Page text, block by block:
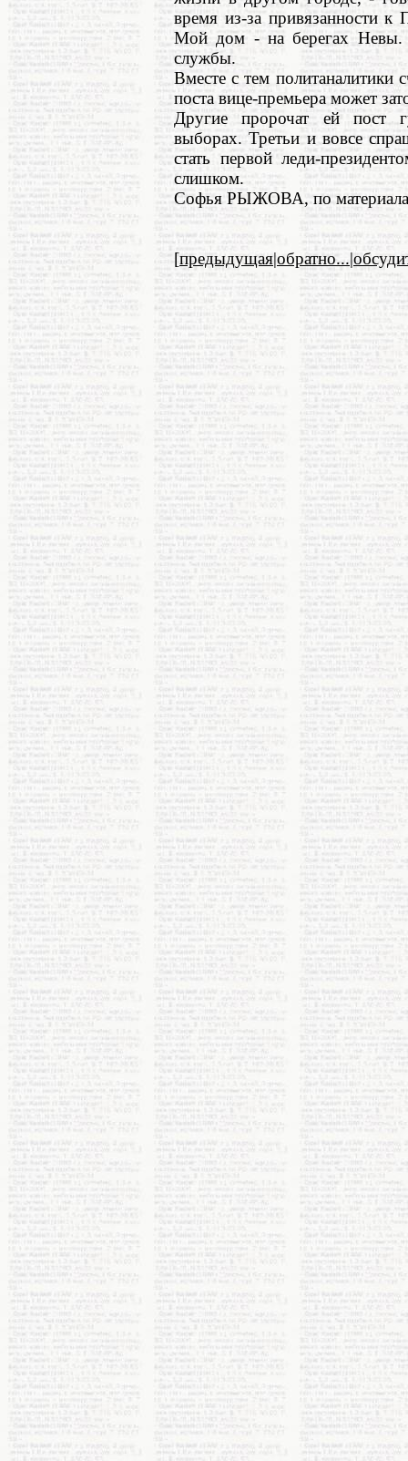
время из-за привязанности к
Мой дом - на берегах Невы.
службы.
Вместе с тем политаналитики
поста вице-премьера может
Другие пророчат ей пост
выборах. Третьи и вовсе
стать первой леди-
слишком.
Софья РЫЖОВА, по
[предыдущая|обратно...|